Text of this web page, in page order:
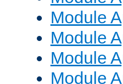
Module
Module
Module
Module